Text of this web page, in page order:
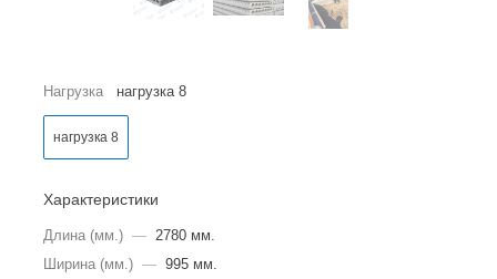
Нагрузка нагрузка 8
нагрузка 8
Характеристики
Длина (мм.) — 2780 мм.
Ширина (мм.) — 995 мм.